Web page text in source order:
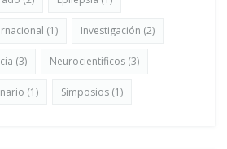
(1) Investigación (2)
(3) Neurocientíficos (3)
(1) Simposios (1)